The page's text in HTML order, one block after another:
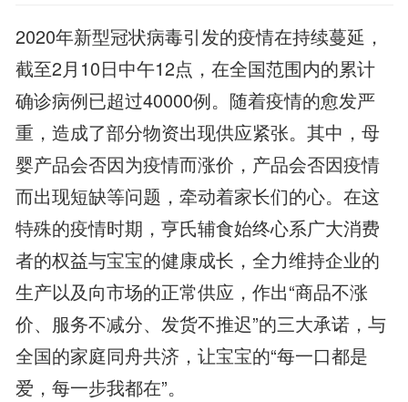
2020年新型冠状病毒引发的疫情在持续蔓延，
截至2月10日中午12点，在全国范围内的累计
确诊病例已超过40000例。随着疫情的愈发严
重，造成了部分物资出现供应紧张。其中，母
婴产品会否因为疫情而涨价，产品会否因疫情
而出现短缺等问题，牵动着家长们的心。在这
特殊的疫情时期，亨氏辅食始终心系广大消费
者的权益与宝宝的健康成长，全力维持企业的
生产以及向市场的正常供应，作出“商品不涨
价、服务不减分、发货不推迟”的三大承诺，与
全国的家庭同舟共济，让宝宝的“每一口都是
爱，每一步我都在”。